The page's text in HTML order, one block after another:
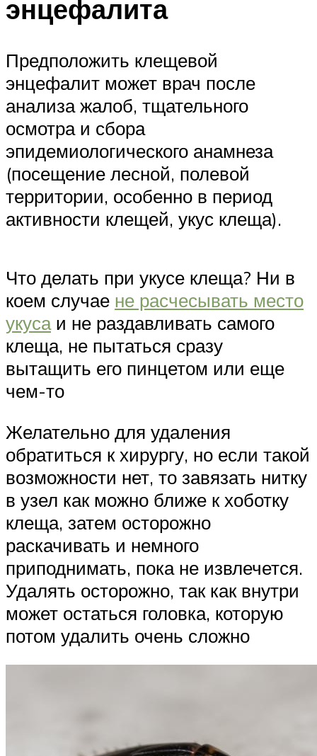
энцефалита
Предположить клещевой
энцефалит может врач после
анализа жалоб, тщательного
осмотра и сбора
эпидемиологического анамнеза
(посещение лесной, полевой
территории, особенно в период
активности клещей, укус клеща).
Что делать при укусе клеща? Ни в
коем случае не расчесывать место
укусаи не раздавливать самого
клеща, не пытаться сразу
вытащить его пинцетом или еще
чем-то
Желательно для удаления
обратиться к хирургу, но если такой
возможности нет, то завязать нитку
в узел как можно ближе к хоботку
клеща, затем осторожно
раскачивать и немного
приподнимать, пока не извлечется.
Удалять осторожно, так как внутри
может остаться головка, которую
потом удалить очень сложно